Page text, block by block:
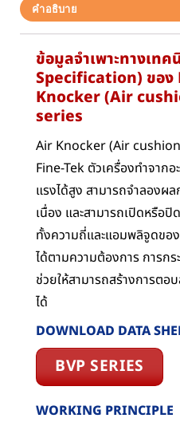
คำอธิบาย
ข้อมูลจำเพาะทางเท
Specification) ของ
Knocker (Air
series
Air Knocker (Air
Fine-Tek ตัวเครื่องทำจาก
แรงได้สูง สามารถจำลองผ
เนื่อง และสามารถเปิดหรือปิ
ทั้งความถี่และแอมพลิจูดขอ
ได้ตามความต้องการ การก
ช่วยให้สามารถสร้างการต
ได้
DOWNLOAD DATA
BVP SERIES
WORKING PRINCIPLE